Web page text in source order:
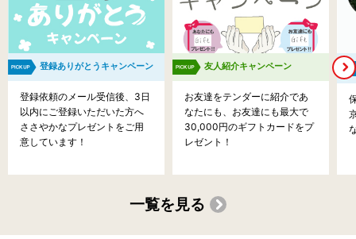
登録ありがとうキャンペーン
登録依頼のメール受信後、3日
以内にご登録いただいた方へ
ささやかなプレゼントをご用
意しています！
友人紹介キャンペーン
お友達をテンダーに紹介であ
なたにも、お友達にも最大で
30,000円のギフトカードをプ
レゼント！
一覧を見る